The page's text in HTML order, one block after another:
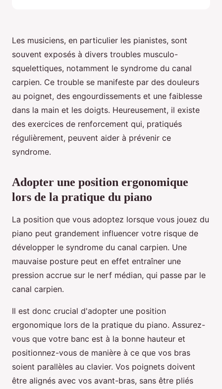
Les musiciens, en particulier les pianistes, sont
souvent exposés à divers troubles musculo-
squelettiques, notamment le syndrome du canal
carpien. Ce trouble se manifeste par des douleurs
au poignet, des engourdissements et une faiblesse
dans la main et les doigts. Heureusement, il existe
des exercices de renforcement qui, pratiqués
régulièrement, peuvent aider à prévenir ce
syndrome.
Adopter une position ergonomique
lors de la pratique du piano
La position que vous adoptez lorsque vous jouez du
piano peut grandement influencer votre risque de
développer le syndrome du canal carpien. Une
mauvaise posture peut en effet entraîner une
pression accrue sur le nerf médian, qui passe par le
canal carpien.
Il est donc crucial d'adopter une position
ergonomique lors de la pratique du piano. Assurez-
vous que votre banc est à la bonne hauteur et
positionnez-vous de manière à ce que vos bras
soient parallèles au clavier. Vos poignets doivent
être alignés avec vos avant-bras, sans être pliés